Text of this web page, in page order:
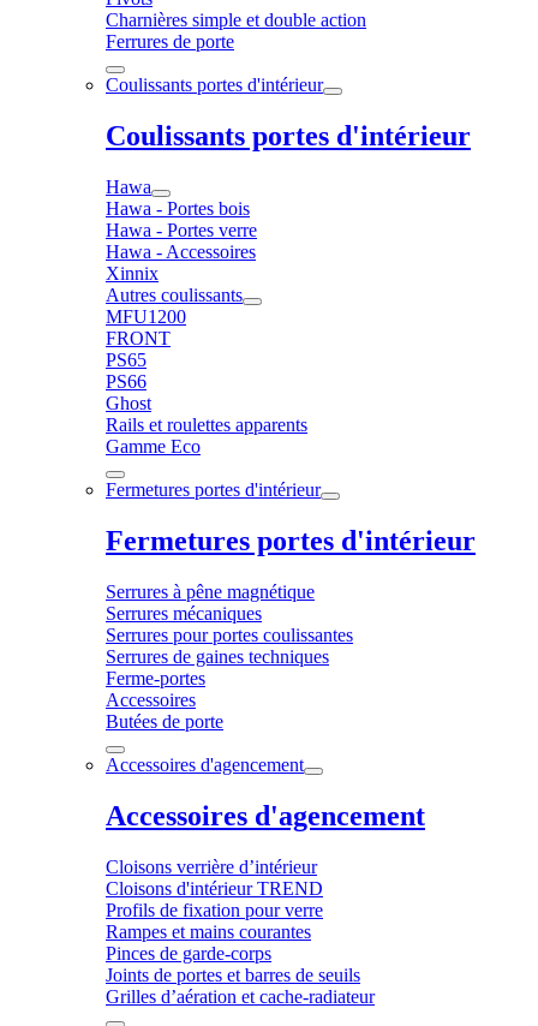
Charnières simple et double action
Ferrures de porte
Coulissants portes d'intérieur
Coulissants portes d'intérieur
Hawa
Hawa - Portes bois
Hawa - Portes verre
Hawa - Accessoires
Xinnix
Autres coulissants
MFU1200
FRONT
PS65
PS66
Ghost
Rails et roulettes apparents
Gamme Eco
Fermetures portes d'intérieur
Fermetures portes d'intérieur
Serrures à pêne magnétique
Serrures mécaniques
Serrures pour portes coulissantes
Serrures de gaines techniques
Ferme-portes
Accessoires
Butées de porte
Accessoires d'agencement
Accessoires d'agencement
Cloisons verrière d’intérieur
Cloisons d'intérieur TREND
Profils de fixation pour verre
Rampes et mains courantes
Pinces de garde-corps
Joints de portes et barres de seuils
Grilles d’aération et cache-radiateur